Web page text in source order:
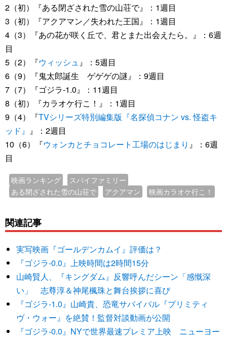
2（初）『ある閉ざされた雪の山荘で』：1週目
3（初）『アクアマン／失われた王国』：1週目
4（3）『あの花が咲く丘で、君とまた出会えたら。』：6週
目
5（2）『ウィッシュ』：5週目
6（9）『鬼太郎誕生 ゲゲゲの謎』：9週目
7（7）『ゴジラ-1.0』：11週目
8（初）『カラオケ行こ！』：1週目
9（4）『TVシリーズ特別編集版『名探偵コナン vs. 怪盗キ
ッド』 』：2週目
10（6）『ウォンカとチョコレート工場のはじまり 』：6週
目
映画ランキング
スパイファミリー
ある閉ざされた雪の山荘で
アクアマン 映画カラオケ行こ！
関連記事
実写映画『ゴールデンカムイ』評価は？
『ゴジラ-0.0』上映時間は2時間15分
山崎賢人、『キングダム』反響呼んだシーン「感慨深
い」 志尊淳＆神尾楓珠と舞台挨拶に喜び
『ゴジラ-1.0』山崎貴、恐竜サバイバル『プリミティ
ヴ・ウォー』を絶賛！監督対談動画が公開
『ゴジラ-0.0』NYで世界最速プレミア上映 ニューヨー